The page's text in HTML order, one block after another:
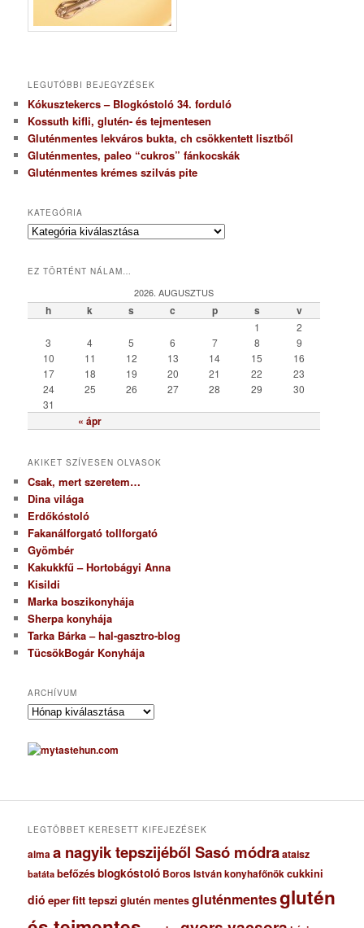
LEGUTÓBBI BEJEGYZÉSEK
Kókusztekercs – Blogkóstoló 34. forduló
Kossuth kifli, glutén- és tejmentesen
Gluténmentes lekváros bukta, ch csökkentett lisztből
Gluténmentes, paleo “cukros” fánkocskák
Gluténmentes krémes szilvás pite
KATEGÓRIA
K
e
r
EZ TÖRTÉNT NÁLAM…
2026. AUGUSZTUS
h k s c p s v
« ápr
1
2
3
4 5 6 7 8
9
10
11 12 13 14 15
16
17
18 19 20 21 22
23
24
25 26 27 28 29
30
31
AKIKET SZÍVESEN OLVASOK
Csak, mert szeretem…
Dina világa
Erdőkóstoló
Fakanálforgató tollforgató
Gyömbér
Kakukkfű – Hortobágyi Anna
Kisildi
Marka boszikonyhája
Sherpa konyhája
Tarka Bárka – hal-gasztro-blog
TücsökBogár Konyhája
ARCHÍVUM
A
c
h
u
LEGTÖBBET KERESETT KIFEJEZÉSEK
almaa nagyik tepszijéből Sasó módraataisz
batáta befőzésblogkóstoló Boros István konyhafőnökcukkini
dió eperfitt tepszi glutén mentesgluténmentesglutén